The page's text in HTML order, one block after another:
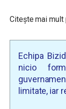
Citește mai mult
Echipa
nicio
limitate, iar